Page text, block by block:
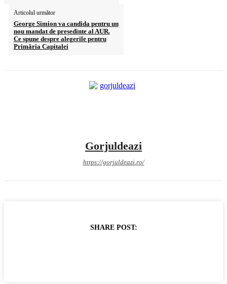
Articolul următor
George Simion va candida pentru un
nou mandat de președinte al AUR.
Ce spune despre alegerile pentru
Primăria Capitalei
Gorjuldeazi
https://gorjuldeazi.ro/
SHARE POST: